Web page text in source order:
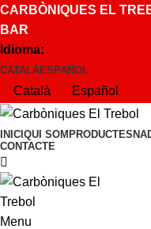
CARBÒNIQUES EL
BAR
Idioma:
CATALÀESPAÑOL
Català Español
INICI QUI SOM PRODUCTES
CONTACTE
Menu